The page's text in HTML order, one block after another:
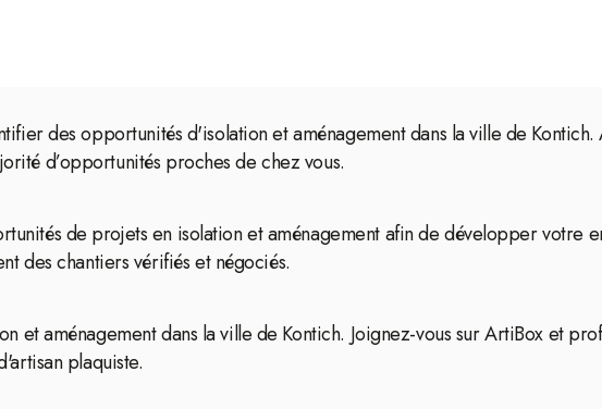
des opportunités d'isolation et aménagement dans la ville de
d’opportunités proches de chez vous.
de projets en isolation et aménagement afin de développer votre
des chantiers vérifiés et négociés.
et aménagement dans la ville de Kontich. Joignez-vous sur ArtiBox et
plaquiste.